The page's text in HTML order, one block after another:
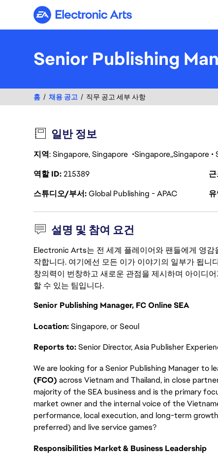
Electronic Arts
Senior Publishing
홈 채용 공고 직무 공고 세부 사항
일반 정보
지역: Singapore, Singapore Singapore Singapore
역할 ID215389
스튜디오/부서Global Publishing - APAC
설명 및 참여 요건
Electronic Arts는 전 세계 플레이어와 팬들에게 영
작합니다. 여기에선 모든 이가 이야기의 일부가 됩니
창의력이 번창하고 새로운 관점을 제시하며 아이디
할 수 있는 팀입니다.
Senior Publishing Manager, FC Online SEA
Location:Singapore, or Seoul
Reports to:Senior Director, Asia Publisher
We are looking for a Senior Publishing Manager to
(FCO) across Vietnam and Thailand, in close
majority of the SEA business and is the primary
market owner and the internal voice of the
performance, local execution, and long-term
preferred) and live service games?
Responsibilities Market & Business Leadership